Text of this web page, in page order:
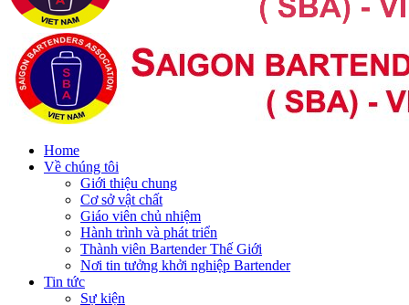
Home
Về chúng tôi
Giới thiệu chung
Cơ sở vật chất
Giáo viên chủ nhiệm
Hành trình và phát triển
Thành viên Bartender Thế Giới
Nơi tin tưởng khởi nghiệp Bartender
Tin tức
Sự kiện